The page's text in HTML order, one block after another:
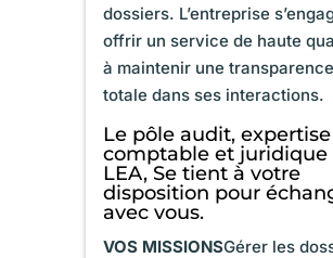
dossiers. L’entreprise
offrir un service de haute
à maintenir une transparence
totale dans ses interactions.
Le pôle audit, expertise
comptable et juridique
LEA, Se tient à votre
disposition pour
avec vous.
VOS MISSIONSGérer les